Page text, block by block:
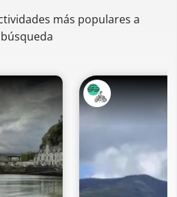
más populares a